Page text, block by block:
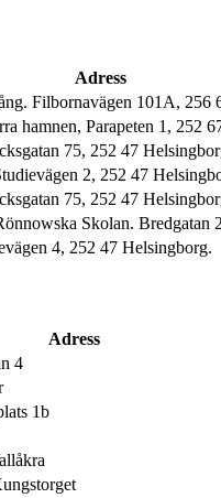
Adress
Filbornavägen 101A, 256
hamnen, Parapeten 1, 252
75, 252 47
2, 252 47
75, 252 47
Skolan. Bredgatan
4, 252 47 Helsingborg.
Adress
4
1b